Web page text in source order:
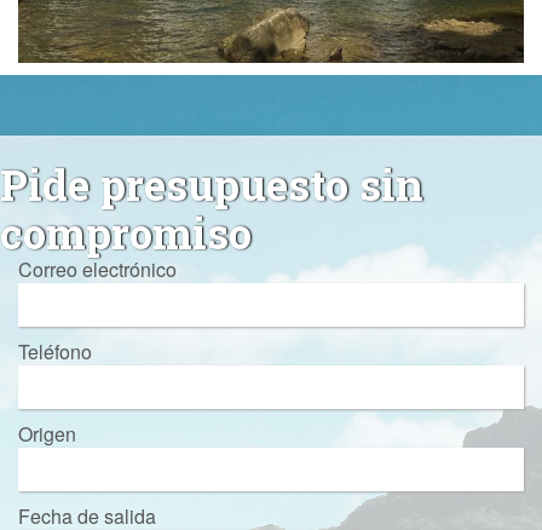
Pide presupuesto sin
compromiso
Correo electrónico
Teléfono
Origen
Fecha de salida